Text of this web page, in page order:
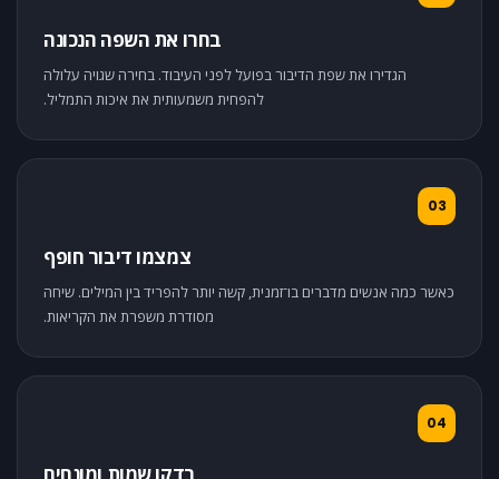
בחרו את השפה הנכונה
הגדירו את שפת הדיבור בפועל לפני העיבוד. בחירה שגויה עלולה
להפחית משמעותית את איכות התמליל.
03
צמצמו דיבור חופף
כאשר כמה אנשים מדברים בו־זמנית, קשה יותר להפריד בין המילים. שיחה
מסודרת משפרת את הקריאות.
04